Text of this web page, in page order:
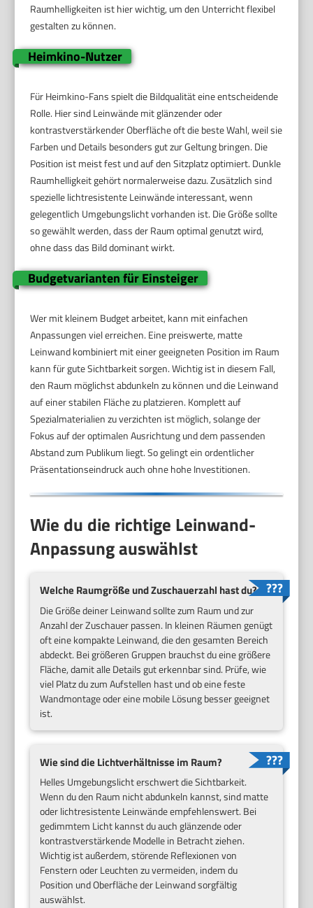
Raumhelligkeiten ist hier wichtig, um den Unterricht flexibel
gestalten zu können.
Heimkino-Nutzer
Für Heimkino-Fans spielt die Bildqualität eine entscheidende
Rolle. Hier sind Leinwände mit glänzender oder
kontrastverstärkender Oberfläche oft die beste Wahl, weil sie
Farben und Details besonders gut zur Geltung bringen. Die
Position ist meist fest und auf den Sitzplatz optimiert. Dunkle
Raumhelligkeit gehört normalerweise dazu. Zusätzlich sind
spezielle lichtresistente Leinwände interessant, wenn
gelegentlich Umgebungslicht vorhanden ist. Die Größe sollte
so gewählt werden, dass der Raum optimal genutzt wird,
ohne dass das Bild dominant wirkt.
Budgetvarianten für Einsteiger
Wer mit kleinem Budget arbeitet, kann mit einfachen
Anpassungen viel erreichen. Eine preiswerte, matte
Leinwand kombiniert mit einer geeigneten Position im Raum
kann für gute Sichtbarkeit sorgen. Wichtig ist in diesem Fall,
den Raum möglichst abdunkeln zu können und die Leinwand
auf einer stabilen Fläche zu platzieren. Komplett auf
Spezialmaterialien zu verzichten ist möglich, solange der
Fokus auf der optimalen Ausrichtung und dem passenden
Abstand zum Publikum liegt. So gelingt ein ordentlicher
Präsentationseindruck auch ohne hohe Investitionen.
Wie du die richtige Leinwand-
Anpassung auswählst
Welche Raumgröße und Zuschauerzahl hast du?
Die Größe deiner Leinwand sollte zum Raum und zur
Anzahl der Zuschauer passen. In kleinen Räumen genügt
oft eine kompakte Leinwand, die den gesamten Bereich
abdeckt. Bei größeren Gruppen brauchst du eine größere
Fläche, damit alle Details gut erkennbar sind. Prüfe, wie
viel Platz du zum Aufstellen hast und ob eine feste
Wandmontage oder eine mobile Lösung besser geeignet
ist.
Wie sind die Lichtverhältnisse im Raum?
Helles Umgebungslicht erschwert die Sichtbarkeit.
Wenn du den Raum nicht abdunkeln kannst, sind matte
oder lichtresistente Leinwände empfehlenswert. Bei
gedimmtem Licht kannst du auch glänzende oder
kontrastverstärkende Modelle in Betracht ziehen.
Wichtig ist außerdem, störende Reflexionen von
Fenstern oder Leuchten zu vermeiden, indem du
Position und Oberfläche der Leinwand sorgfältig
auswählst.